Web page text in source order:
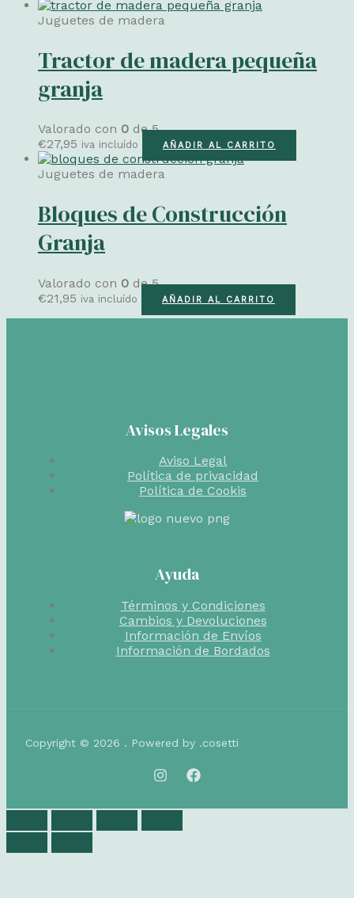
Juguetes de madera
Tractor de madera pequeña
granja
Valorado con 0 de 5
€27,95 iva incluído AÑADIR AL CARRITO
Juguetes de madera
Bloques de Construcción
Granja
Valorado con 0 de 5
€21,95 iva incluído AÑADIR AL CARRITO
Avisos Legales
Aviso Legal
Política de privacidad
Política de Cookis
Ayuda
Términos y Condiciones
Cambios y Devoluciones
Información de Envíos
Información de Bordados
Copyright © 2026 . Powered by .cosetti